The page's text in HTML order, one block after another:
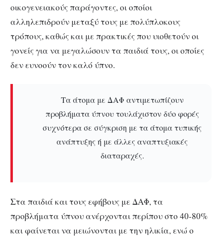
οικογενειακούς παράγοντες, οι οποίοι
αλληλεπιδρούν μεταξύ τους με πολύπλοκους
τρόπους, καθώς και με πρακτικές που υιοθετούν οι
γονείς για να μεγαλώσουν τα παιδιά τους, οι οποίες
δεν ευνοούν τον καλό ύπνο.
Τα άτομα με ΔΑΦ αντιμετωπίζουν
προβλήματα ύπνου τουλάχιστον δύο φορές
συχνότερα σε σύγκριση με τα άτομα τυπικής
ανάπτυξης ή με άλλες αναπτυξιακές
διαταραχές.
Στα παιδιά και τους εφήβους με ΔΑΦ, τα
προβλήματα ύπνου ανέρχονται περίπου στο 40-80%
και φαίνεται να μειώνονται με την ηλικία, ενώ ο